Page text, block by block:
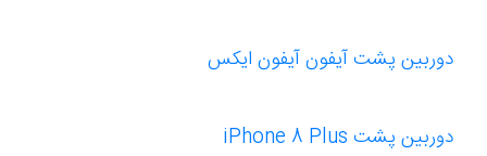
دوربین پشت آیفون آیفون ایکس
دوربین پشت iPhone 8 Plus